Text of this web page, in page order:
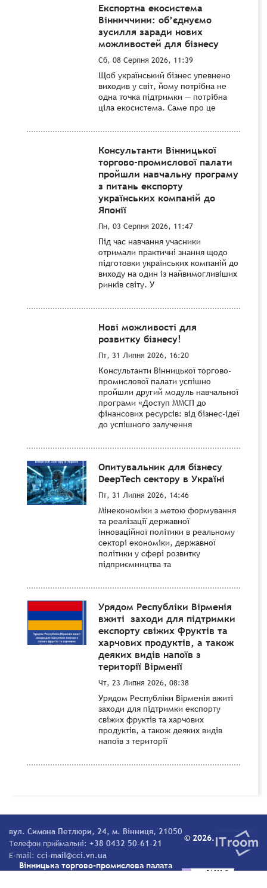
Експортна екосистема
Вінниччини: об’єднуємо
зусилля заради нових
можливостей для бізнесу
Сб, 08 Серпня 2026, 11:39
Щоб український бізнес упевнено
виходив у світ, йому потрібна не
одна точка підтримки — потрібна
ціла екосистема. Саме про це
Консультанти Вінницької
торгово-промислової палати
пройшли навчальну програму
з питань експорту
українських компаній до
Японії
Пн, 03 Серпня 2026, 11:47
Під час навчання учасники
отримали практичні знання щодо
підготовки українських компаній до
виходу на один із найвимогливіших
ринків світу. У
Нові можливості для
розвитку бізнесу!
Пт, 31 Липня 2026, 16:20
Консультанти Вінницької торгово-
промислової палати успішно
пройшли другий модуль навчальної
програми «Доступ ММСП до
фінансових ресурсів: від бізнес-ідеї
до успішного залучення
Опитувальник для бізнесу
DeepTech сектору в Україні
Пт, 31 Липня 2026, 14:46
Мінекономіки з метою формування
та реалізації державної
інноваційної політики в реальному
секторі економіки, державної
політики у сфері розвитку
підприємництва та
Урядом Республіки Вірменія
вжиті заходи для підтримки
експорту свіжих фруктів та
харчових продуктів, а також
деяких видів напоїв з
території Вірменії
Чт, 23 Липня 2026, 08:38
Урядом Республіки Вірменія вжиті
заходи для підтримки експорту
свіжих фруктів та харчових
продуктів, а також деяких видів
напоїв з території
вул. Симона Петлюри, 24, м. Вінниця, 21050
Телефон приймальні: +38 0432 50-61-21
E-mail: cci-mail@cci.vn.ua
© 2026.
Вінницька торгово-промислова палата
Всі права захищені